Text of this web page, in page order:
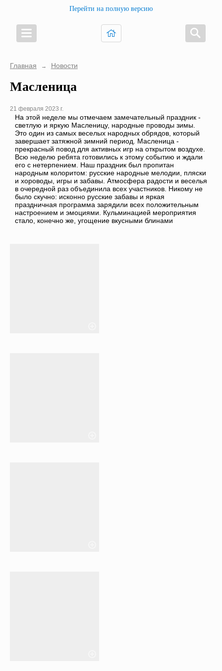
Перейти на полную версию
Главная → Новости
Масленица
21 февраля 2023 г.
На этой неделе мы отмечаем замечательный праздник -
светлую и яркую Масленицу, народные проводы зимы.
Это один из самых веселых народных обрядов, который
завершает затяжной зимний период. Масленица -
прекрасный повод для активных игр на открытом воздухе.
Всю неделю ребята готовились к этому событию и ждали
его с нетерпением. Наш праздник был пропитан
народным колоритом: русские народные мелодии, пляски
и хороводы, игры и забавы. Атмосфера радости и веселья
в очередной раз объединила всех участников. Никому не
было скучно: исконно русские забавы и яркая
праздничная программа зарядили всех положительным
настроением и эмоциями. Кульминацией мероприятия
стало, конечно же, угощение вкусными блинами